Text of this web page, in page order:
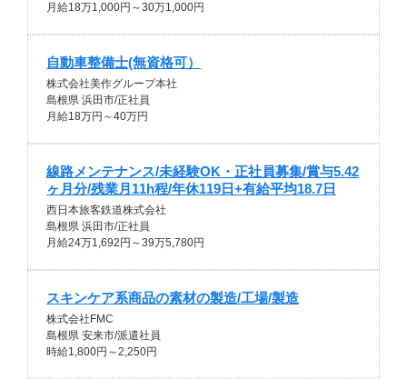
月給18万1,000円～30万1,000円
自動車整備士(無資格可）
株式会社美作グループ本社
島根県 浜田市/正社員
月給18万円～40万円
線路メンテナンス/未経験OK・正社員募集/賞与5.42
ヶ月分/残業月11h程/年休119日+有給平均18.7日
西日本旅客鉄道株式会社
島根県 浜田市/正社員
月給24万1,692円～39万5,780円
スキンケア系商品の素材の製造/工場/製造
株式会社FMC
島根県 安来市/派遣社員
時給1,800円～2,250円